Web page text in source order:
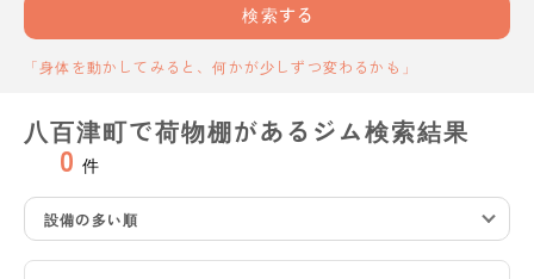
検索する
「身体を動かしてみると、何かが少しずつ変わるかも」
八百津町で荷物棚があるジム検索結果
0 件
設備の多い順